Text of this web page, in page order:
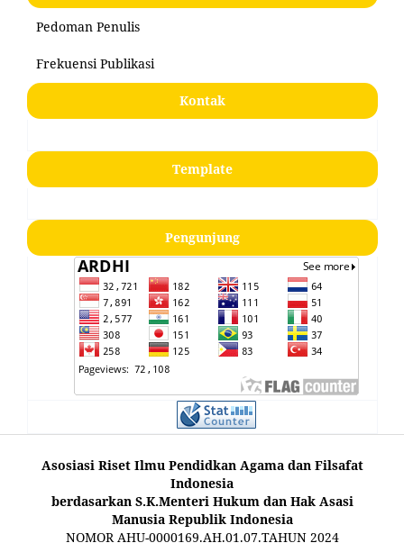
Pedoman Penulis
Frekuensi Publikasi
Kontak
Template
Pengunjung
Asosiasi Riset Ilmu Pendidkan Agama dan Filsafat
Indonesia
berdasarkan S.K.Menteri Hukum dan Hak Asasi
Manusia Republik Indonesia
NOMOR AHU-0000169.AH.01.07.TAHUN 2024